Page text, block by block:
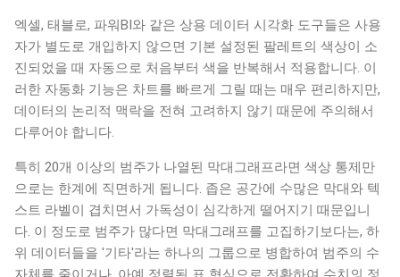
엑셀, 태블로, 파워BI와 같은 상용 데이터 시각화 도구들은 사용
자가 별도로 개입하지 않으면 기본 설정된 팔레트의 색상이 소
진되었을 때 자동으로 처음부터 색을 반복해서 적용합니다. 이
러한 자동화 기능은 차트를 빠르게 그릴 때는 매우 편리하지만,
데이터의 논리적 맥락을 전혀 고려하지 않기 때문에 주의해서
다루어야 합니다.
특히 20개 이상의 범주가 나열된 막대그래프라면 색상 통제만
으로는 한계에 직면하게 됩니다. 좁은 공간에 수많은 막대와 텍
스트 라벨이 겹치면서 가독성이 심각하게 떨어지기 때문입니
다. 이 정도로 범주가 많다면 막대그래프를 고집하기보다는, 하
위 데이터들을 '기타'라는 하나의 그룹으로 병합하여 범주의 수